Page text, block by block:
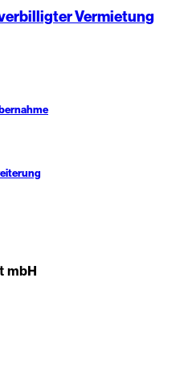
Vermietung
mbH